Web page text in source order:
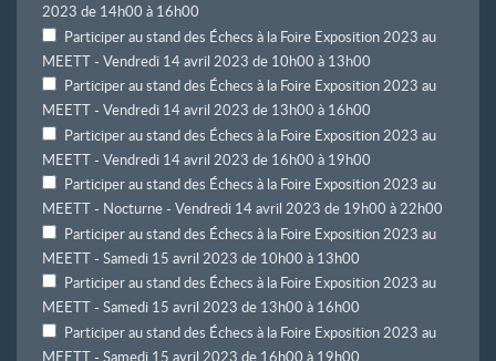
2023 de 14h00 à 16h00
Participer au stand des Échecs à la Foire Exposition 2023 au
MEETT - Vendredi 14 avril 2023 de 10h00 à 13h00
Participer au stand des Échecs à la Foire Exposition 2023 au
MEETT - Vendredi 14 avril 2023 de 13h00 à 16h00
Participer au stand des Échecs à la Foire Exposition 2023 au
MEETT - Vendredi 14 avril 2023 de 16h00 à 19h00
Participer au stand des Échecs à la Foire Exposition 2023 au
MEETT - Nocturne - Vendredi 14 avril 2023 de 19h00 à 22h00
Participer au stand des Échecs à la Foire Exposition 2023 au
MEETT - Samedi 15 avril 2023 de 10h00 à 13h00
Participer au stand des Échecs à la Foire Exposition 2023 au
MEETT - Samedi 15 avril 2023 de 13h00 à 16h00
Participer au stand des Échecs à la Foire Exposition 2023 au
MEETT - Samedi 15 avril 2023 de 16h00 à 19h00